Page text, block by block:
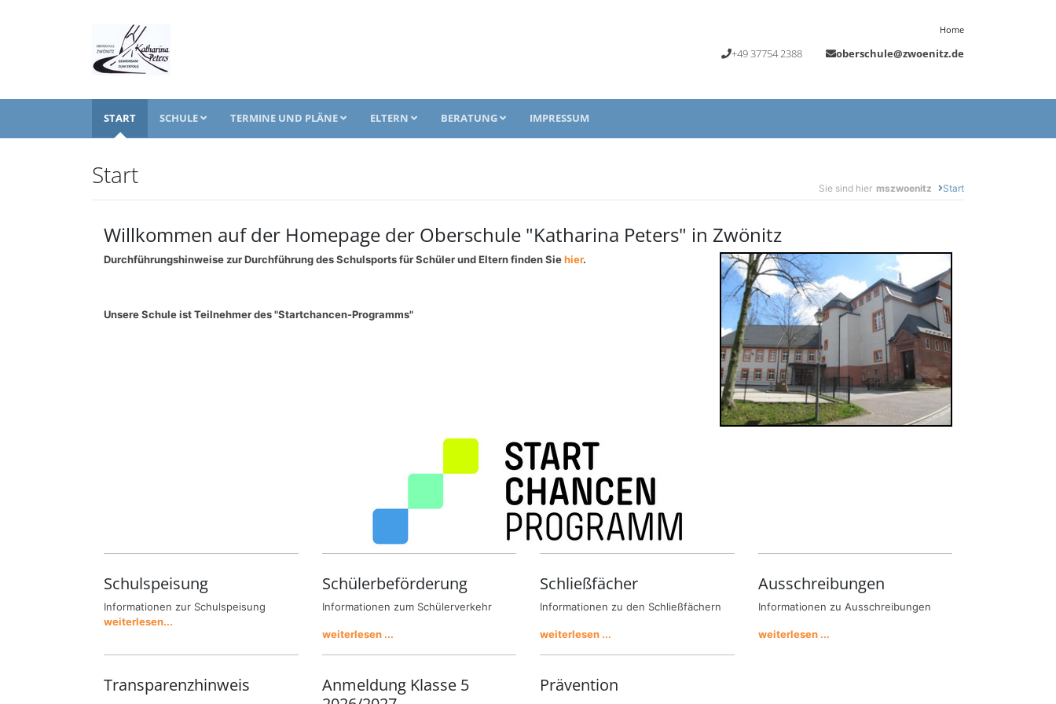
Home
+49 37754 2388 oberschule@zwoenitz.de
START SCHULE TERMINE UND PLÄNE ELTERN BERATUNG IMPRESSUM
Start Sie sind hier mszwoenitz Start
Willkommen auf der Homepage der Oberschule "Katharina Peters" in Zwönitz
Durchführungshinweise zur Durchführung des Schulsports für Schüler und Eltern finden Siehier.
Unsere Schule ist Teilnehmer des "Startchancen-Programms"
Schulspeisung
Informationen zur Schulspeisung
weiterlesen...
Schülerbeförderung
Informationen zum Schülerverkehr
weiterlesen ...
Schließfächer
Informationen zu den Schließfächern
weiterlesen ...
Ausschreibungen
Informationen zu Ausschreibungen
weiterlesen ...
Transparenzhinweis
Anmeldung Klasse 5
Prävention